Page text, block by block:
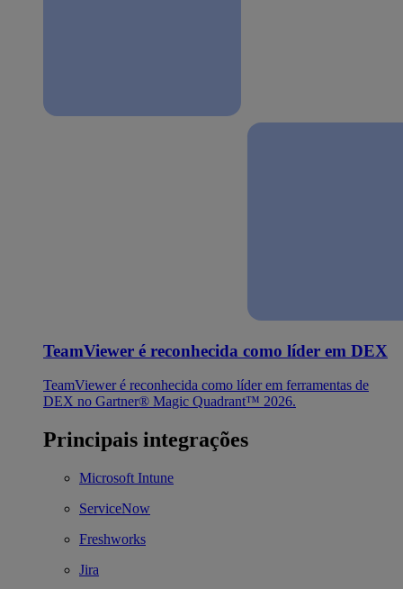
TeamViewer é reconhecida como líder em DEX
TeamViewer é reconhecida como líder em ferramentas de
DEX no Gartner® Magic Quadrant™ 2026.
Principais integrações
Microsoft Intune
ServiceNow
Freshworks
Jira